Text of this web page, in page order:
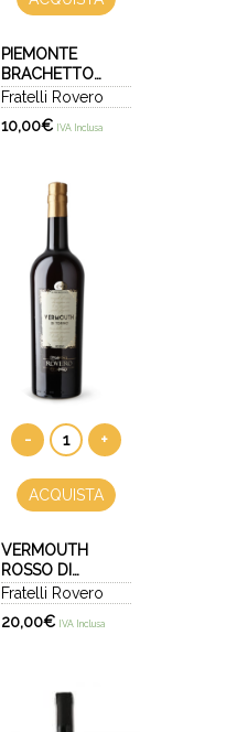
PIEMONTE
BRACHETTO
DOC 2024
Fratelli Rovero
10,00€ IVA Inclusa
- +
ACQUISTA
VERMOUTH
ROSSO DI
TORINO
Fratelli Rovero
20,00€ IVA Inclusa